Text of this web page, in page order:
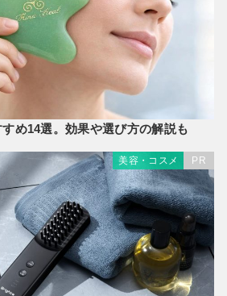
め14選。効果や選び方の解説も
美容・コスメ PR